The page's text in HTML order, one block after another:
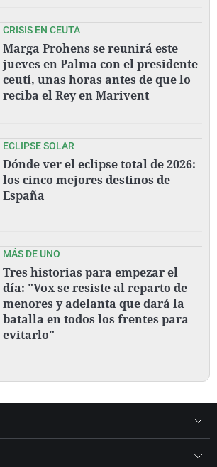
CRISIS EN CEUTA
Marga Prohens se reunirá este
jueves en Palma con el presidente
ceutí, unas horas antes de que lo
reciba el Rey en Marivent
ECLIPSE SOLAR
Dónde ver el eclipse total de 2026:
los cinco mejores destinos de
España
MÁS DE UNO
Tres historias para empezar el
día: "Vox se resiste al reparto de
menores y adelanta que dará la
batalla en todos los frentes para
evitarlo"